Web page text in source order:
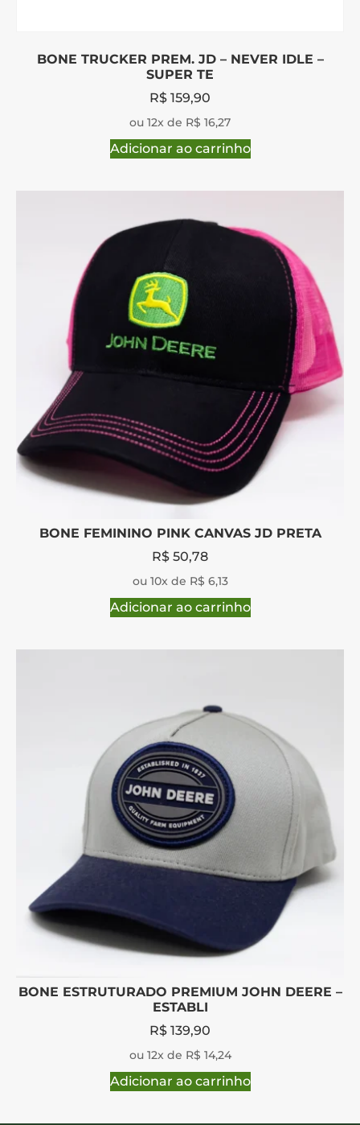
BONE TRUCKER PREM. JD – NEVER IDLE –
SUPER TE
R$ 159,90
ou 12x de R$ 16,27
Adicionar ao carrinho
BONE FEMININO PINK CANVAS JD PRETA
R$ 50,78
ou 10x de R$ 6,13
Adicionar ao carrinho
BONE ESTRUTURADO PREMIUM JOHN DEERE –
ESTABLI
R$ 139,90
ou 12x de R$ 14,24
Adicionar ao carrinho